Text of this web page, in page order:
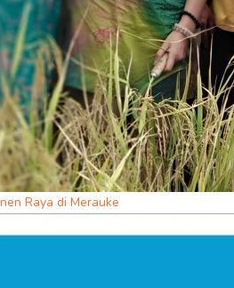
Raya di Merauke